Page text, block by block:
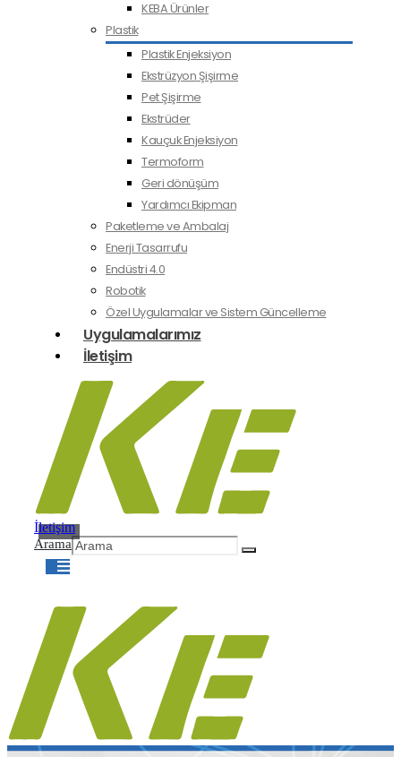
KEBA Ürünler
Plastik
Plastik Enjeksiyon
Ekstrüzyon Şişirme
Pet Şişirme
Ekstrüder
Kauçuk Enjeksiyon
Termoform
Geri dönüşüm
Yardımcı Ekipman
Paketleme ve Ambalaj
Enerji Tasarrufu
Endüstri 4.0
Robotik
Özel Uygulamalar ve Sistem Güncelleme
Uygulamalarımız
İletişim
İletişim
Arama